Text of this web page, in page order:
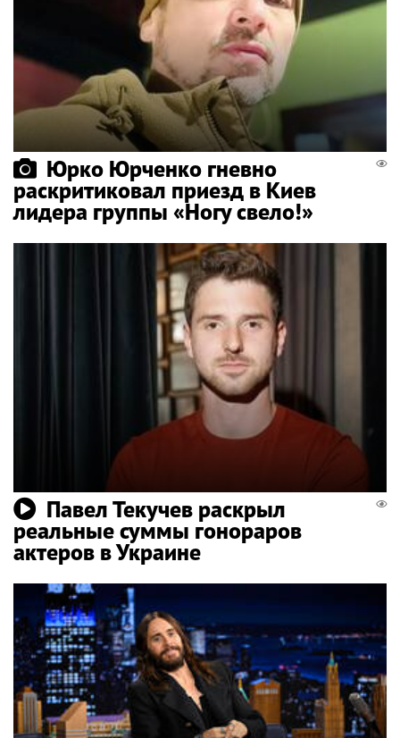
Юрко Юрченко гневно
раскритиковал приезд в Киев
лидера группы «Ногу свело!»
Павел Текучев раскрыл
реальные суммы гонораров
актеров в Украине